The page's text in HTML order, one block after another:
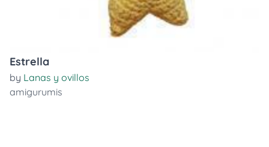
Estrella
by Lanas y ovillos
amigurumis